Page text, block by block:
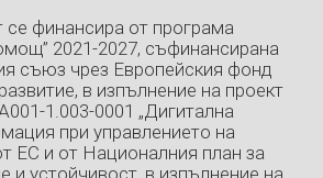
се финансира от програма
2021-2027, съфинансирана
съюз чрез Европейския фонд
в изпълнение на проект
1.003-0001 „Дигитална
при управлението на
ЕС и от Националния план за
и устойчивост, в изпълнение на